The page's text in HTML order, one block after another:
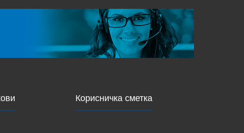
Корисничка сметка